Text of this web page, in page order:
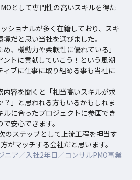
として専門性の高いスキルを得た
ショナルが多く在籍しており、スキ
だと思い当社を選びました。
、機動力や柔軟性に優れている」
ントに貢献していこう！という風潮
ブに仕事に取り組める事も当社に
内容を聞くと「相当高いスキルが求
？」と思われる方もいるかもしれま
ルに合ったプロジェクトに参画でき
安心できます。
のステップとして上流工程を担当す
がマッチする会社だと思います。
ニア／入社2年目／コンサルPMO事業